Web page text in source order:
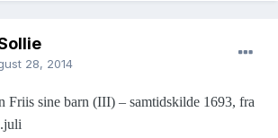
28, 2014
Friis sine barn (III) – samtidskilde 1693, fra